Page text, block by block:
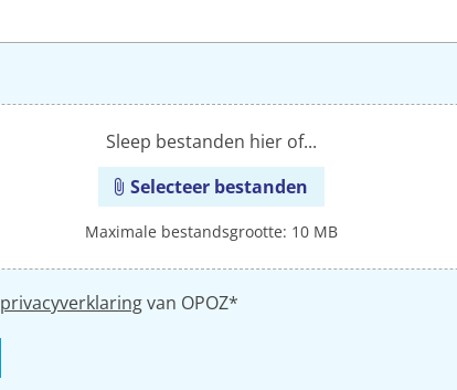
Sleep bestanden hier of...
Selecteer bestanden
Maximale bestandsgrootte: 10 MB
privacyverklaringvan OPOZ*